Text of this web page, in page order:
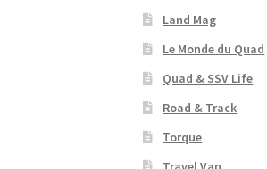
Land Mag
Le Monde du Quad
Quad & SSV Life
Road & Track
Torque